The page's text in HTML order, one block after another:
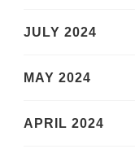
JULY 2024
MAY 2024
APRIL 2024